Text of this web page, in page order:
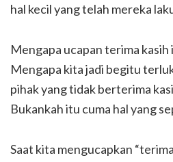
hal kecil yang telah mereka
Mengapa ucapan terima
Mengapa kita jadi begitu
pihak yang tidak berterima
Bukankah itu cuma hal yang
Saat kita mengucapkan